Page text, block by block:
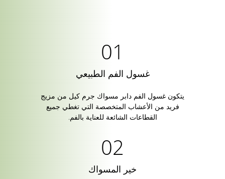
غسول الفم الطبيعي
يتكون غسول الفم دابر مسواك جرم كيل من مزيج
فريد من الأعشاب المتخصصة التي تغطي جميع
القطاعات الشائعة للعناية بالفم.
خير المسواك